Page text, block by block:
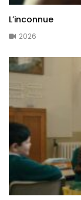
L’inconnue
2026